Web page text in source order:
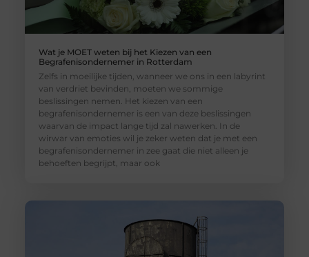
Wat je MOET weten bij het Kiezen van een
Begrafenisondernemer in Rotterdam
Zelfs in moeilijke tijden, wanneer we ons in een labyrint
van verdriet bevinden, moeten we sommige
beslissingen nemen. Het kiezen van een
begrafenisondernemer is een van deze beslissingen
waarvan de impact lange tijd zal nawerken. In de
wirwar van emoties wil je zeker weten dat je met een
begrafenisondernemer in zee gaat die niet alleen je
behoeften begrijpt, maar ook